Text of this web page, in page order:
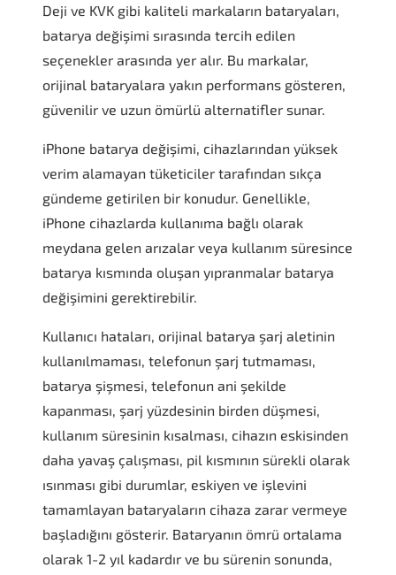
Deji ve KVK gibi kaliteli markaların bataryaları,
batarya değişimi sırasında tercih edilen
seçenekler arasında yer alır. Bu markalar,
orijinal bataryalara yakın performans gösteren,
güvenilir ve uzun ömürlü alternatifler sunar.
iPhone batarya değişimi, cihazlarından yüksek
verim alamayan tüketiciler tarafından sıkça
gündeme getirilen bir konudur. Genellikle,
iPhone cihazlarda kullanıma bağlı olarak
meydana gelen arızalar veya kullanım süresince
batarya kısmında oluşan yıpranmalar batarya
değişimini gerektirebilir.
Kullanıcı hataları, orijinal batarya şarj aletinin
kullanılmaması, telefonun şarj tutmaması,
batarya şişmesi, telefonun ani şekilde
kapanması, şarj yüzdesinin birden düşmesi,
kullanım süresinin kısalması, cihazın eskisinden
daha yavaş çalışması, pil kısmının sürekli olarak
ısınması gibi durumlar, eskiyen ve işlevini
tamamlayan bataryaların cihaza zarar vermeye
başladığını gösterir. Bataryanın ömrü ortalama
olarak 1-2 yıl kadardır ve bu sürenin sonunda,